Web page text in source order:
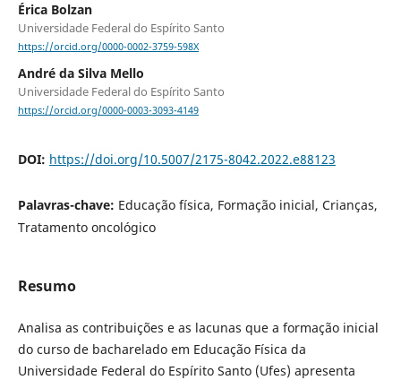
Érica Bolzan
Universidade Federal do Espírito Santo
https://orcid.org/0000-0002-3759-598X
André da Silva Mello
Universidade Federal do Espírito Santo
https://orcid.org/0000-0003-3093-4149
DOI: https://doi.org/10.5007/2175-8042.2022.e88123
Palavras-chave: Educação física, Formação inicial, Crianças,
Tratamento oncológico
Resumo
Analisa as contribuições e as lacunas que a formação inicial
do curso de bacharelado em Educação Física da
Universidade Federal do Espírito Santo (Ufes) apresenta